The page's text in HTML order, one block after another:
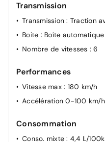
Transmission
Transmission: Traction
Boite : Boîte
Nombre de vitesses : 6
Performances
Vitesse max : 180 km/h
Accélération 0-100 km/h
Consommation
Conso. mixte: 4,4 L/